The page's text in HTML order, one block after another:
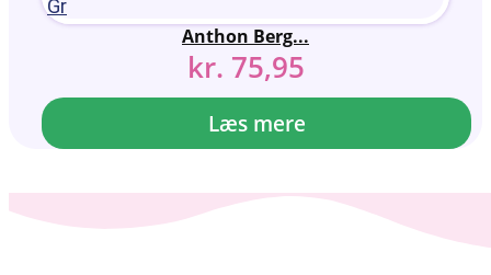
Anthon Berg...
kr. 75,95
Læs mere